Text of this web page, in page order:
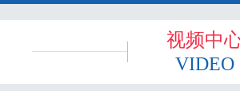
视频中
VIDEO